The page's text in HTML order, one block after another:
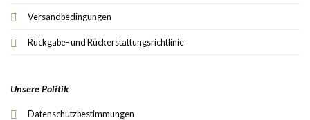
Versandbedingungen
Rückgabe- und Rückerstattungsrichtlinie
Unsere Politik
Datenschutzbestimmungen